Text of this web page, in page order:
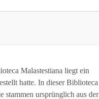
Malastestiana liegt ein
hatte. In dieser Biblioteca
stammen ursprünglich aus der